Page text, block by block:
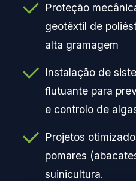
Proteção
geotêxtil de
alta gramagem
Instalação de
flutuante para
e controlo de
Projetos
pomares
suinicultura.